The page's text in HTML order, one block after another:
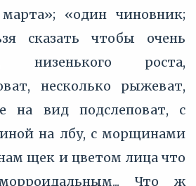
«один чиновник;
сказать чтобы очень
низенького роста,
несколько рыжеват,
на вид подслеповат, с
на лбу, с морщинами
щек и цветом лица что
Что ж